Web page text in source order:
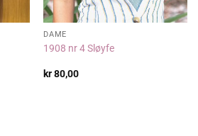
DAME
1908 nr 4 Sløyfe
kr80,00